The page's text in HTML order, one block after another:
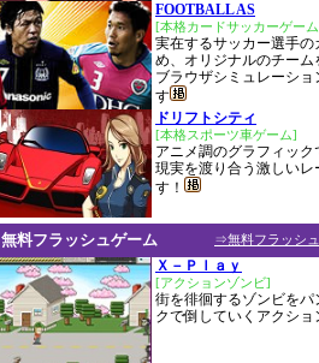
FOOTBALL AS
[本格カードサッカーゲー
実在するサッカー選手の
め、オリジナルのチーム
ブラウザシミュレーショ
す
ドリフトシティ
[本格スポーツ車ゲーム]
アニメ調のグラフィック
現実を渡り合う激しいレ
す！
⇒無料フラッシ
無料フラッシュゲーム
Ｘ－Ｐｌａｙ
[アクションゾンビ]
街を徘徊するゾンビをパ
クで倒していくアクショ